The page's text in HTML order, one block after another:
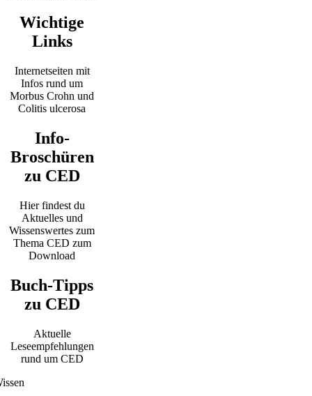
Wichtige
Links
Internetseiten mit
Infos rund um
Morbus Crohn und
Colitis ulcerosa
Info-
Broschüren
zu CED
Hier findest du
Aktuelles und
Wissenswertes zum
Thema CED zum
Download
Buch-Tipps
zu CED
Aktuelle
Leseempfehlungen
rund um CED